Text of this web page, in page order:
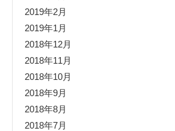
2019年2月
2019年1月
2018年12月
2018年11月
2018年10月
2018年9月
2018年8月
2018年7月